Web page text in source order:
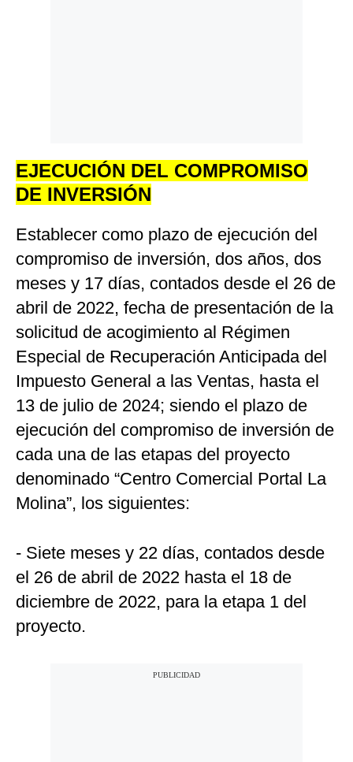
EJECUCIÓN DEL COMPROMISO
DE INVERSIÓN
Establecer como plazo de ejecución del
compromiso de inversión, dos años, dos
meses y 17 días, contados desde el 26 de
abril de 2022, fecha de presentación de la
solicitud de acogimiento al Régimen
Especial de Recuperación Anticipada del
Impuesto General a las Ventas, hasta el
13 de julio de 2024; siendo el plazo de
ejecución del compromiso de inversión de
cada una de las etapas del proyecto
denominado “Centro Comercial Portal La
Molina”, los siguientes:
- Siete meses y 22 días, contados desde
el 26 de abril de 2022 hasta el 18 de
diciembre de 2022, para la etapa 1 del
proyecto.